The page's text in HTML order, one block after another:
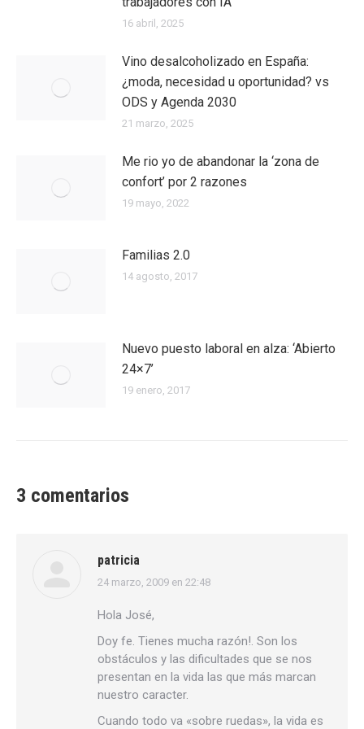
16 abril, 2025
Vino desalcoholizado en España:
¿moda, necesidad u oportunidad? vs
ODS y Agenda 2030
21 marzo, 2025
Me rio yo de abandonar la ‘zona de
confort’ por 2 razones
19 mayo, 2022
Familias 2.0
14 agosto, 2017
Nuevo puesto laboral en alza: ‘Abierto
24×7’
19 enero, 2017
3 comentarios
patricia
dice:
24 marzo, 2009 en 22:48
Hola José,
Doy fe. Tienes mucha razón!. Son los
obstáculos y las dificultades que se nos
presentan en la vida las que más marcan
nuestro caracter.
Cuando todo va «sobre ruedas», la vida es